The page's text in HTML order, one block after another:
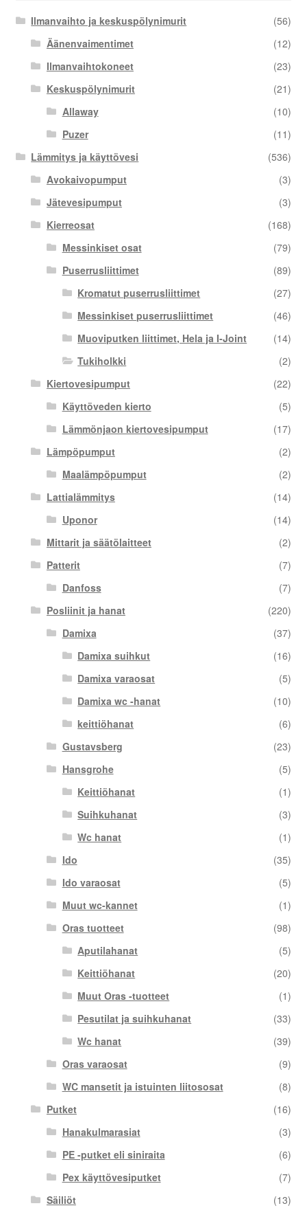
Ilmanvaihto ja keskuspölynimurit
(56)
Äänenvaimentimet
(12)
Ilmanvaihtokoneet
(23)
Keskuspölynimurit
(21)
Allaway
(10)
Puzer
(11)
Lämmitys ja käyttövesi
(536)
Avokaivopumput
(3)
Jätevesipumput
(3)
Kierreosat
(168)
Messinkiset osat
(79)
Puserrusliittimet
(89)
Kromatut puserrusliittimet
(27)
Messinkiset puserrusliittimet
(46)
Muoviputken liittimet, Hela ja I-Joint
(14)
Tukiholkki
(2)
Kiertovesipumput
(22)
Käyttöveden kierto
(5)
Lämmönjaon kiertovesipumput
(17)
Lämpöpumput
(2)
Maalämpöpumput
(2)
Lattialämmitys
(14)
Uponor
(14)
Mittarit ja säätölaitteet
(2)
Patterit
(7)
Danfoss
(7)
Posliinit ja hanat
(220)
Damixa
(37)
Damixa suihkut
(16)
Damixa varaosat
(5)
Damixa wc -hanat
(10)
keittiöhanat
(6)
Gustavsberg
(23)
Hansgrohe
(5)
Keittiöhanat
(1)
Suihkuhanat
(3)
Wc hanat
(1)
Ido
(35)
Ido varaosat
(5)
Muut wc-kannet
(1)
Oras tuotteet
(98)
Aputilahanat
(5)
Keittiöhanat
(20)
Muut Oras -tuotteet
(1)
Pesutilat ja suihkuhanat
(33)
Wc hanat
(39)
Oras varaosat
(9)
WC mansetit ja istuinten liitososat
(8)
Putket
(16)
Hanakulmarasiat
(3)
PE -putket eli siniraita
(6)
Pex käyttövesiputket
(7)
Säiliöt
(13)